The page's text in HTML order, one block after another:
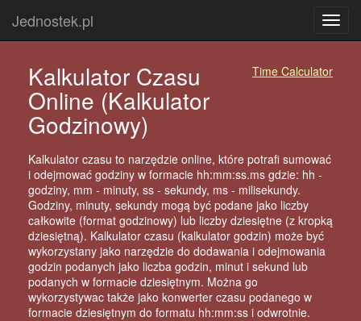
Menu
Jednostek.pl
Time Calculator
Kalkulator Czasu
Online (Kalkulator
Godzinowy)
Kalkulator czasu to narzędzie online, które potrafi sumować
i odejmować godziny w formacie hh:mm:ss.ms gdzie: hh -
godziny, mm - minuty, ss - sekundy, ms - milisekundy.
Godziny, minuty, sekundy mogą być podane jako liczby
całkowite (format godzinowy) lub liczby dziesiętne (z kropką
dziesiętną). Kalkulator czasu (kalkulator godzin) może być
wykorzystany jako narzędzie do dodawania i odejmowania
godzin podanych jako liczba godzin, minut i sekund lub
podanych w formacie dziesiętnym. Można go
wykorzystywac także jako konwerter czasu podanego w
formacie dziesiętnym do formatu hh:mm:ss i odwrotnie.